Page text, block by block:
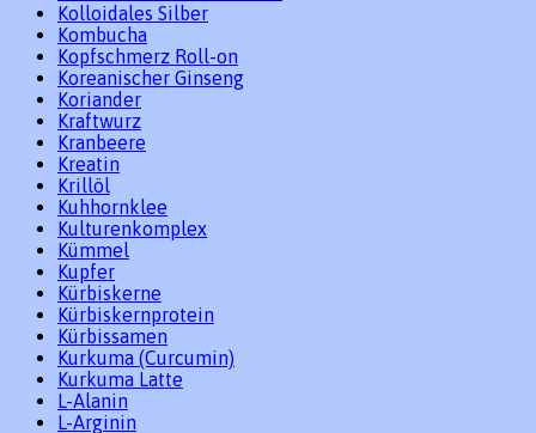
Kolloidales Silber
Kombucha
Kopfschmerz Roll-on
Koreanischer Ginseng
Koriander
Kraftwurz
Kranbeere
Kreatin
Krillöl
Kuhhornklee
Kulturenkomplex
Kümmel
Kupfer
Kürbiskerne
Kürbiskernprotein
Kürbissamen
Kurkuma (Curcumin)
Kurkuma Latte
L-Alanin
L-Arginin